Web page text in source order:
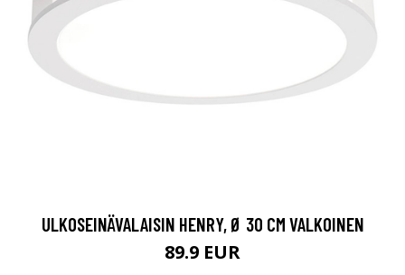
ULKOSEINÄVALAISIN HENRY, Ø 30 CM VALKOINEN
89.9 EUR